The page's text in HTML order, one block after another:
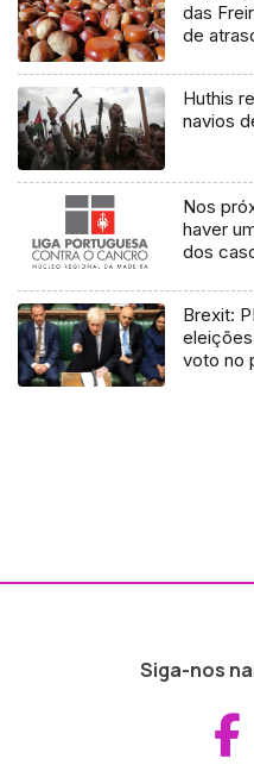
das
de
Huthis
navios
Nos
haver
dos
Brexit:
voto no
Siga-nos